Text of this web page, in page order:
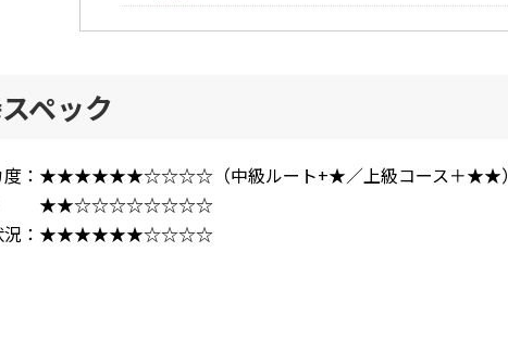
ペック
度：★★★★★★☆☆☆☆（中級ルート+★／上級コース＋★★）
： ★★☆☆☆☆☆☆☆☆
況：★★★★★★☆☆☆☆